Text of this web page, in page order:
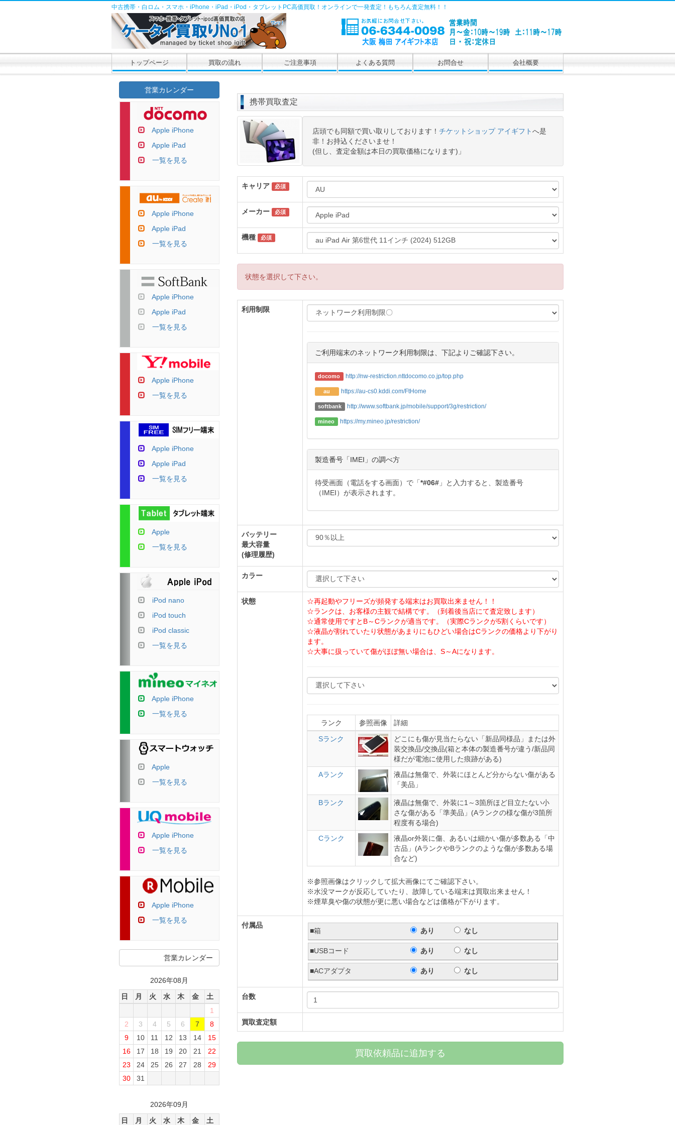
中古携帯・白ロム・スマホ・iPhone・iPad・iPod・タブレットPC高価買取！オンラインで一発査定！もちろん査定無料！！
トップページ 買取の流れ ご注意事項 よくある質問 お問合せ 会社概要
携帯買取査定
店頭でも同額で買い取りしております！ チケットショップ アイギフトへ是
非！お持込くださいませ！
(但し、査定金額は本日の買取価格になります)」
キャリア 必須
メーカー 必須
機種 必須
状態を選択して下さい。
利用制限
ご利用端末のネットワーク利用制限は、下記よりご確認下さい。
docomo http://nw-restriction.nttdocomo.co.jp/top.php
au https://au-cs0.kddi.com/FtHome
softbank http://www.softbank.jp/mobile/support/3g/restriction/
mineo https://my.mineo.jp/restriction/
製造番号「IMEI」の調べ方
待受画面（電話をする画面）で「*#06# 」と入力すると、製造番号
（IMEI）が表示されます。
バッテリー
最大容量
(修理履歴)
カラー
状態
☆再起動やフリーズが頻発する端末はお買取出来ません！！
☆ランクは、お客様の主観で結構です。（到着後当店にて査定致します）
☆通常使用ですとB～Cランクが適当です。（実際Cランクが5割くらいです）
☆液晶が割れていたり状態があまりにもひどい場合はCランクの価格より下がり
ます。
☆大事に扱っていて傷がほぼ無い場合は、S～Aになります。
ランク 参照画像
詳細
Sランク
どこにも傷が見当たらない「新品同様品」または外
装交換品/交換品(箱と本体の製造番号が違う/新品同
様だが電池に使用した痕跡がある)
Aランク
液晶は無傷で、外装にほとんど分からない傷がある
「美品」
Bランク
液晶は無傷で、外装に1～3箇所ほど目立たない小
さな傷がある「準美品」(Aランクの様な傷が3箇所
程度有る場合)
Cランク
液晶or外装に傷、あるいは細かい傷が多数ある「中
古品」(AランクやBランクのような傷が多数ある場
合など)
※参照画像はクリックして拡大画像にてご確認下さい。
※水没マークが反応していたり、故障している端末は買取出来ません！
※煙草臭や傷の状態が更に悪い場合などは価格が下がります。
付属品
■箱 あり なし
■USBコード あり なし
■ACアダプタ あり なし
台数
買取査定額
買取依頼品に追加する
営業カレンダー
Apple iPhone
Apple iPad
一覧を見る
Apple iPhone
Apple iPad
一覧を見る
Apple iPhone
Apple iPad
一覧を見る
Apple iPhone
一覧を見る
Apple iPhone
Apple iPad
一覧を見る
Apple
一覧を見る
iPod nano
iPod touch
iPod classic
一覧を見る
Apple iPhone
一覧を見る
Apple
一覧を見る
Apple iPhone
一覧を見る
Apple iPhone
一覧を見る
営業カレンダー
2026年08月
日
月 火 水 木 金
土
1
2
3 4 5 6 7
8
9
10 11 12 13 14
15
16
17 18 19 20 21
22
23
24 25 26 27 28
29
30
31
2026年09月
日
月 火 水 木 金 土